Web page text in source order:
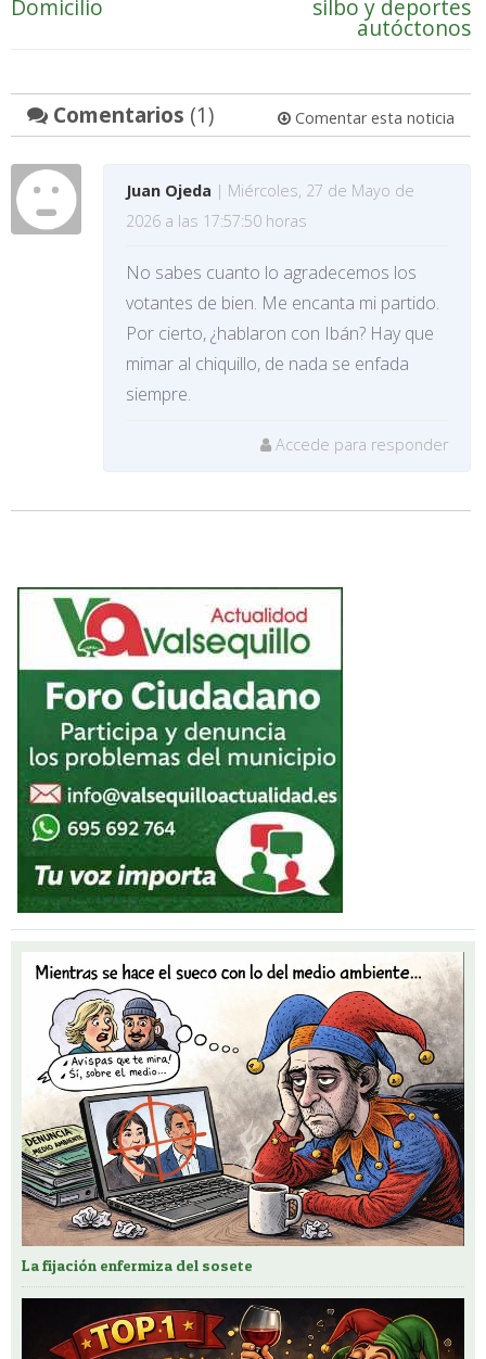
Domicilio silbo y deportes
autóctonos
Comentarios (1) Comentar esta noticia
Juan Ojeda | Miércoles, 27 de Mayo de
2026 a las 17:57:50 horas
No sabes cuanto lo agradecemos los
votantes de bien. Me encanta mi partido.
Por cierto, ¿hablaron con Ibán? Hay que
mimar al chiquillo, de nada se enfada
siempre.
Accede para responder
La fijación enfermiza del sosete